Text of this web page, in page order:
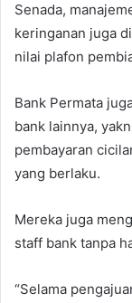
Senada,
keringanan juga
nilai plafon
Bank Permata
bank lainnya,
pembayaran
yang berlaku.
Mereka juga
staff bank tanpa
“Selama